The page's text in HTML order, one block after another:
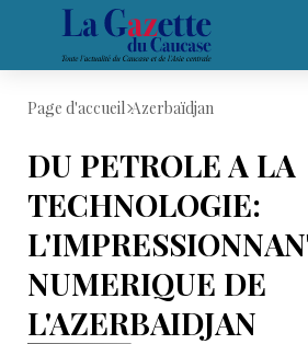
Page d'accueil Azerbaïdjan
DU PETROLE A LA
TECHNOLOGIE:
NUMERIQUE DE
L'AZERBAIDJAN